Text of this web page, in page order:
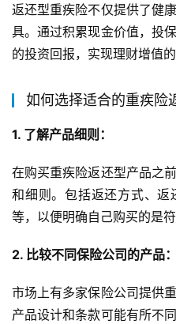
返还型重疾险不仅提供了健
具。通过积累现金价值，投
的投资回报，实现理财增值的
如何选择适合的重疾险
1. 了解产品细则：
在购买重疾险返还型产品之
和细则。包括返还方式、
等，以便明确自己购买的是
2. 比较不同保险公司的产品：
市场上有多家保险公司提供
产品设计和条款可能有所不